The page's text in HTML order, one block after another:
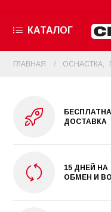
КАТАЛОГ
ГЛАВНАЯ ОСНАСТКА
ДОСТАВКА
15 ДНЕЙ НА
ОБМЕН И